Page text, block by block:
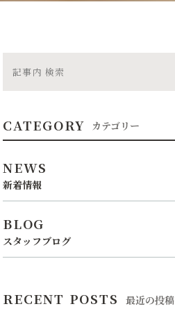
CATEGORY カテゴリー
NEWS
新着情報
BLOG
スタッフブログ
RECENT POSTS 最近の投稿